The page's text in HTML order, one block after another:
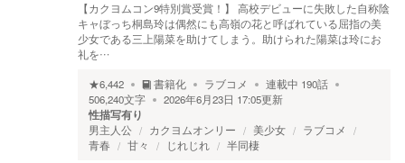
【カクヨムコン9特別賞受賞！】 高校デビューに失敗した自称陰
キャぼっち桐島玲は偶然にも高嶺の花と呼ばれている屈指の美
少女である三上陽菜を助けてしまう。助けられた陽菜は玲にお
礼を…
★6,442 書籍化 ラブコメ 連載中 190話
506,240文字 2026年6月23日 17:05更新
性描写有り
男主人公 カクヨムオンリー 美少女
ラブコメ
青春
甘々 じれじれ 半同棲